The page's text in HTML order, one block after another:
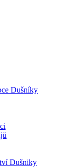
Dušníky
Dušniky